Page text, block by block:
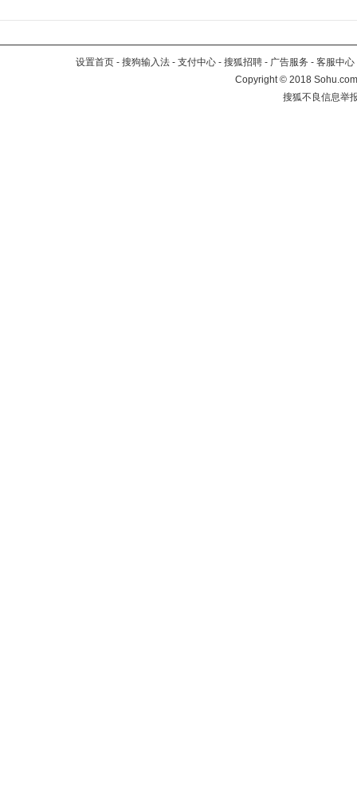
设置首页 - 搜狗输入法 - 支付中心 - 搜狐招聘 - 广告服务 - 客服中心
Copyright©2018
搜狐不良信息举